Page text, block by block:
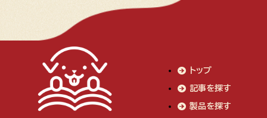
トップ
記事を探す
製品を探す